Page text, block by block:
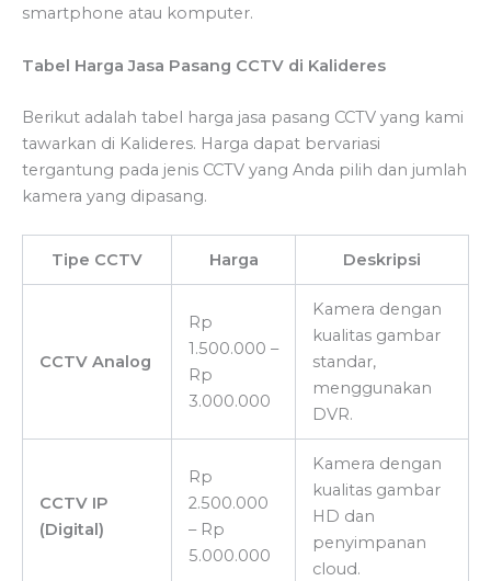
smartphone atau komputer.
Tabel Harga Jasa Pasang CCTV di Kalideres
Berikut adalah tabel harga jasa pasang CCTV yang kami
tawarkan di Kalideres. Harga dapat bervariasi
tergantung pada jenis CCTV yang Anda pilih dan jumlah
kamera yang dipasang.
Tipe CCTV Harga Deskripsi
CCTV Analog
Rp
1.500.000 –
Rp
3.000.000
Kamera dengan
kualitas gambar
standar,
menggunakan
DVR.
CCTV IP
(Digital)
Rp
2.500.000
– Rp
5.000.000
Kamera dengan
kualitas gambar
HD dan
penyimpanan
cloud.